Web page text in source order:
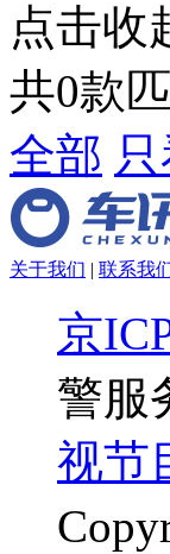
点击收
共0款
全部
关于我们 | 联系我
京
警服
视节